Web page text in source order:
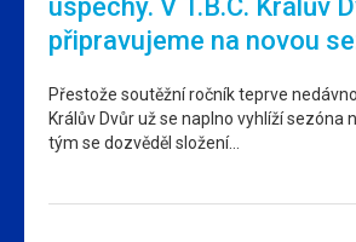
úspěchy. V T.B.C. Králův
připravujeme na novou
Přestože soutěžní ročník teprve nedávno
Králův Dvůr už se naplno vyhlíží sezóna
tým se dozvěděl složení…